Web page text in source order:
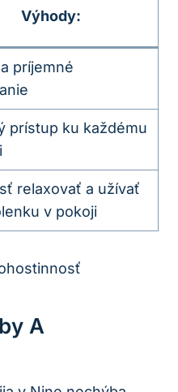
Výhody:
príjemné
prístup ku každému
relaxovať a užívať
v pokoji
A